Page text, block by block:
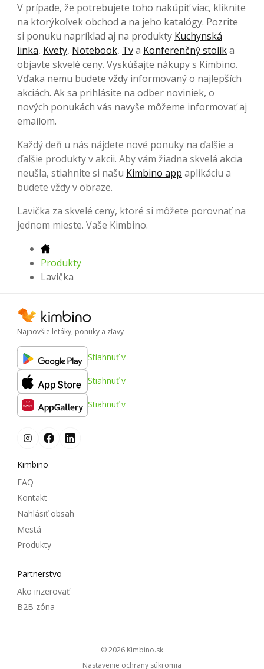
V prípade, že potrebujete toho nakúpiť viac, kliknite
na ktorýkoľvek obchod a na jeho katalógy. Pozrite
si ponuku napríklad aj na produkty Kuchynská
linka, Kvety, Notebook, Tva Konferenčný stolíka
objavte skvelé ceny. Vyskúšajte nákupy s Kimbino.
Vďaka nemu budete vždy informovaný o najlepších
akciách. Ak sa prihlásite na odber noviniek, o
nových ponukách vás navyše môžeme informovať aj
emailom.
Každý deň u nás nájdete nové ponuky na ďalšie a
ďalšie produkty v akcii. Aby vám žiadna skvelá akcia
neušla, stiahnite si našu Kimbino app aplikáciu a
budete vždy v obraze.
Lavička za skvelé ceny, ktoré si môžete porovnať na
jednom mieste. Vaše Kimbino.
Produkty
Lavička
Najnovšie letáky, ponuky a zľavy
Stiahnuť v
Stiahnuť v
Stiahnuť v
Kimbino
FAQ
Kontakt
Nahlásiť obsah
Mestá
Produkty
Partnerstvo
Ako inzerovať
B2B zóna
© 2026
kimbino.sk
Nastavenie ochrany súkromia